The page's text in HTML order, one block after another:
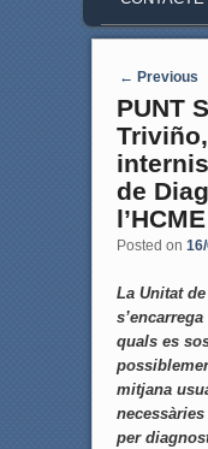
Post
← Previous
PUNT
de
l’HCME
Posted on
La Unitat
quals es
mitjana
per